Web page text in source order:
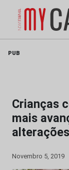
PUB
Crianças
mais
Novembro 5, 2019